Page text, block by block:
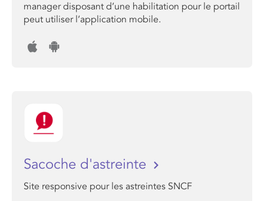
manager disposant d’une habilitation pour le portail
peut utiliser l’application mobile.
Sacoche d'astreinte
Site responsive pour les astreintes SNCF